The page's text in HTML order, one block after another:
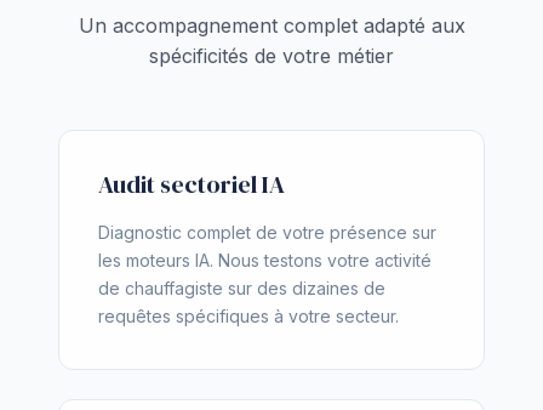
Un accompagnement complet adapté aux
spécificités de votre métier
Audit sectoriel IA
Diagnostic complet de votre présence sur
les moteurs IA. Nous testons votre activité
de chauffagiste sur des dizaines de
requêtes spécifiques à votre secteur.